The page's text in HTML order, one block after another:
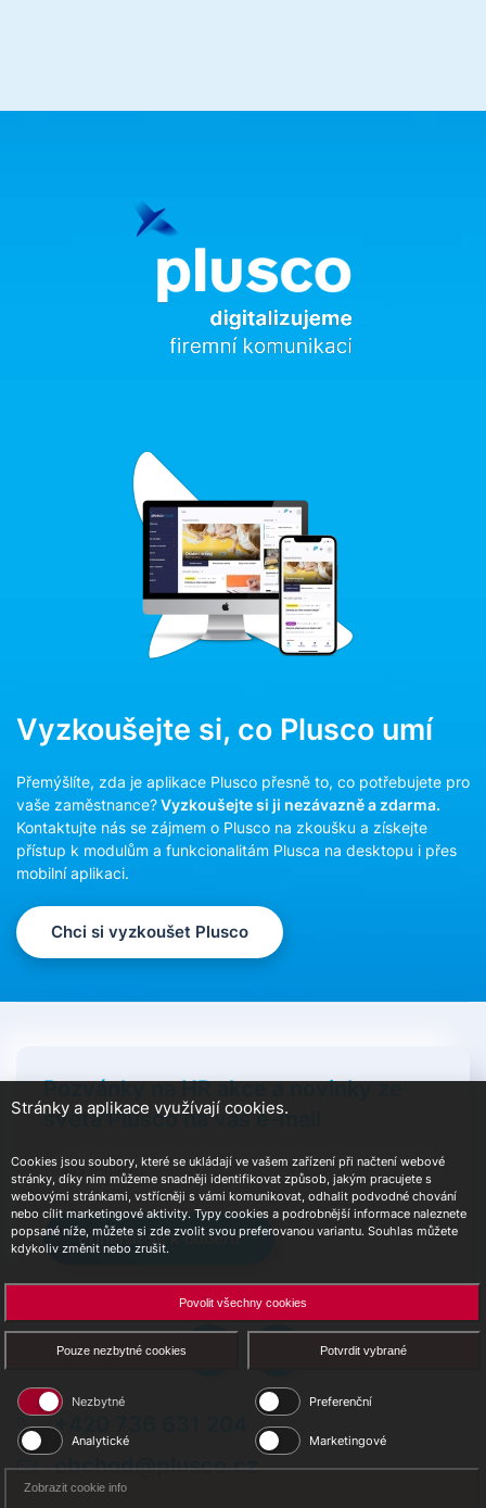
Vyzkoušejte si, co Plusco umí
Přemýšlíte, zda je aplikace Plusco přesně to, co potřebujete pro
vaše zaměstnance?Vyzkoušejte si ji nezávazně a zdarma.
Kontaktujte nás se zájmem o Plusco na zkoušku a získejte
přístup k modulům a funkcionalitám Plusca na desktopu i přes
mobilní aplikaci.
Chci si vyzkoušet Plusco
Pozvánky na HR akce a novinky ze
světa Plusco na váš e-mail
Přihlásit se k odběru
+420 736 631 204
obchod@plusco.cz
Stránky a aplikace využívají cookies.
Cookies jsou soubory, které se ukládají ve vašem zařízení při načtení webové
stránky, díky nim můžeme snadněji identifikovat způsob, jakým pracujete s
webovými stránkami, vstřícněji s vámi komunikovat, odhalit podvodné chování
nebo cílit marketingové aktivity. Typy cookies a podrobnější informace naleznete
popsané níže, můžete si zde zvolit svou preferovanou variantu. Souhlas můžete
kdykoliv změnit nebo zrušit.
Pouze nezbytné cookies Potvrdit vybrané
Povolit všechny cookies
Nezbytné Preferenční
Analytické Marketingové
Zobrazit cookie info